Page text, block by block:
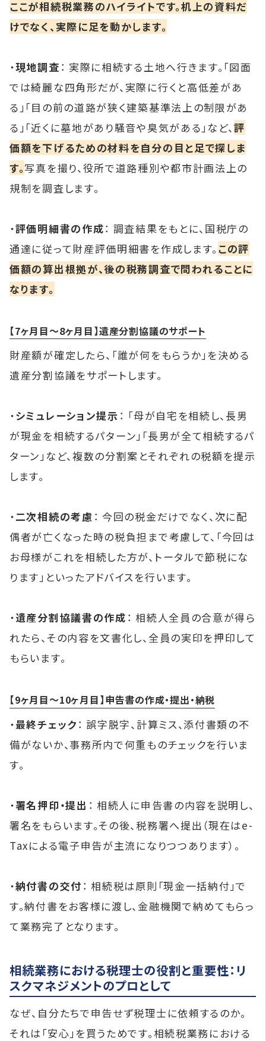
ここが相続税業務のハイライトです。机上の資料だ
けでなく、実際に足を動かします。
・現地調査 ： 実際に相続する土地へ行きます。「図面
では綺麗な四角形だが、実際に行くと高低差があ
る」「目の前の道路が狭く建築基準法上の制限があ
る」「近くに墓地があり騒音や臭気がある」など、評
価額を下げるための材料を自分の目と足で探しま
す。写真を撮り、役所で道路種別や都市計画法上の
規制を調査します。
・評価明細書の作成： 調査結果をもとに、国税庁の
通達に従って財産評価明細書を作成します。 この評
価額の算出根拠が、後の税務調査で問われることに
なります。
【7ヶ月目〜8ヶ月目】遺産分割協議のサポート
財産額が確定したら、「誰が何をもらうか」を決める
遺産分割協議をサポートします。
・シミュレーション提示 ： 「母が自宅を相続し、長男
が現金を相続するパターン」「長男が全て相続するパ
ターン」など、複数の分割案とそれぞれの税額を提示
します。
・二次相続の考慮 ： 今回の税金だけでなく、次に配
偶者が亡くなった時の税負担まで考慮して、「今回は
お母様がこれを相続した方が、トータルで節税にな
ります」といったアドバイスを行います。
・遺産分割協議書の作成 ： 相続人全員の合意が得ら
れたら、その内容を文書化し、全員の実印を押印して
もらいます。
【9ヶ月目〜10ヶ月目】申告書の作成・提出・納税
・最終チェック ： 誤字脱字、計算ミス、添付書類の不
備がないか、事務所内で何重ものチェックを行いま
す。
・署名押印・提出 ： 相続人に申告書の内容を説明し、
署名をもらいます。その後、税務署へ提出（現在はe-
Taxによる電子申告が主流になりつつあります）。
・納付書の交付 ： 相続税は原則「現金一括納付」で
す。納付書をお客様に渡し、金融機関で納めてもらっ
て業務完了となります。
相続業務における税理士の役割と重要性：リ
スクマネジメントのプロとして
なぜ、自分たちで申告せず税理士に依頼するのか。
それは「安心」を買うためです。相続税業務における